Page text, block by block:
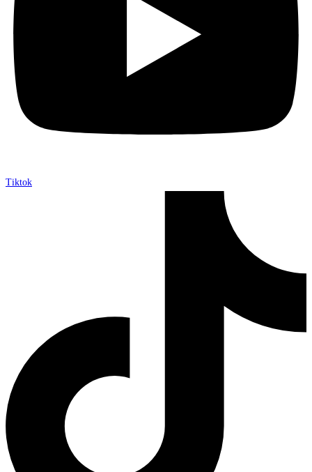
Tiktok